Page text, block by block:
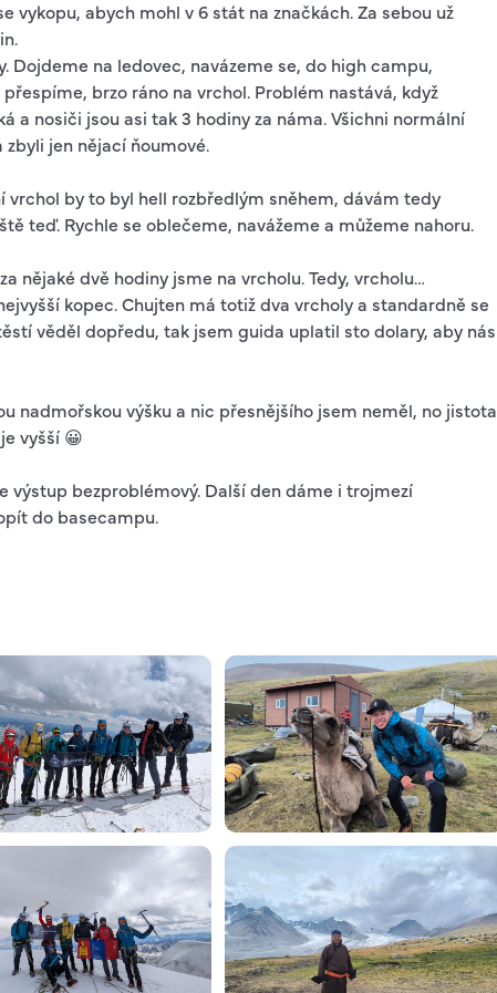
vykopu, abych mohl v 6 stát na značkách. Za sebou už
Dojdeme na ledovec, navázeme se, do high campu,
brzo ráno na vrchol. Problém nastává, když
a nosiči jsou asi tak 3 hodiny za náma. Všichni normální
jen nějací ňoumové.
vrchol by to byl hell rozbředlým sněhem, dávám tedy
teď. Rychle se oblečeme, navážeme a můžeme nahoru.
nějaké dvě hodiny jsme na vrcholu. Tedy, vrcholu…
kopec. Chujten má totiž dva vrcholy a standardně se
věděl dopředu, tak jsem guida uplatil sto dolary, aby nás
nadmořskou výšku a nic přesnějšího jsem neměl, no jistota
vyšší 😀
výstup bezproblémový. Další den dáme i trojmezí